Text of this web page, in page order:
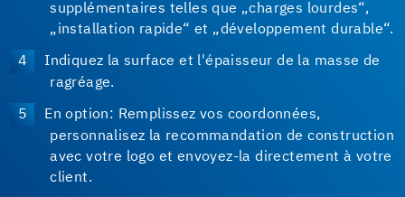
supplémentaires telles que „charges lourdes“,
„installation rapide“ et „développement durable“.
Indiquez la surface et l'épaisseur de la masse de
ragréage.
En option: Remplissez vos coordonnées,
personnalisez la recommandation de construction
avec votre logo et envoyez-la directement à votre
client.